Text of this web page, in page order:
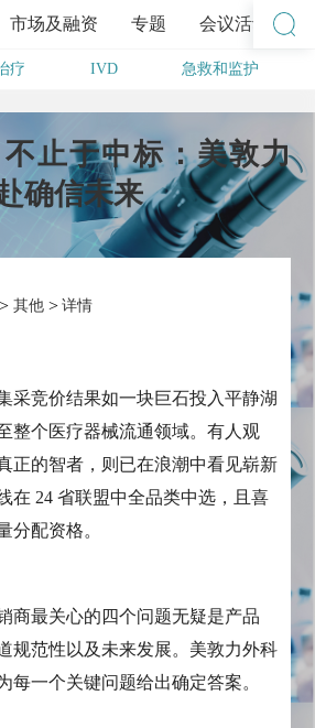
市场及融资 专题 会议活动
疗 IVD 急救和监护
止于中标：美敦力
确信未来
> 其他 > 详情
采竞价结果如一块巨石投入平静湖
整个医疗器械流通领域。有人观
正的智者，则已在浪潮中看见崭新
24 省联盟中全品类中选，且喜
分配资格。
商最关心的四个问题无疑是产品
规范性以及未来发展。美敦力外科
每一个关键问题给出确定答案。